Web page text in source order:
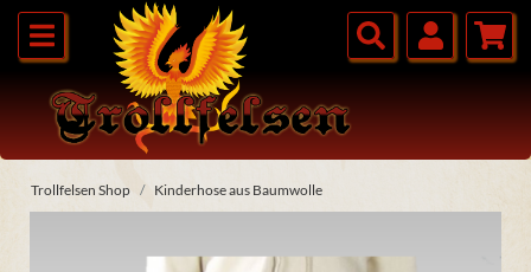
Trollfelsen Shop Kinderhose aus Baumwolle